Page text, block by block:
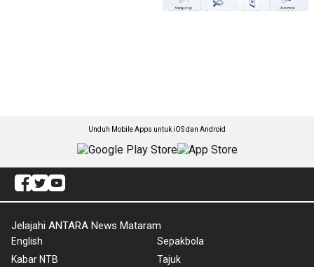
Unduh Mobile Apps untuk iOS dan Android
Jelajahi ANTARA News Mataram
English
Kabar NTB
Sepakbola
Tajuk